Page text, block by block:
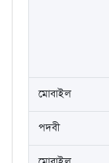
মোবাইল
পদবী